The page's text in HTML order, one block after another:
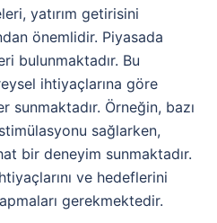
yatırım getirisini
önemlidir. Piyasada
bulunmaktadır. Bu
ihtiyaçlarına göre
sunmaktadır. Örneğin, bazı
sağlarken,
bir deneyim sunmaktadır.
ve hedeflerini
gerekmektedir.